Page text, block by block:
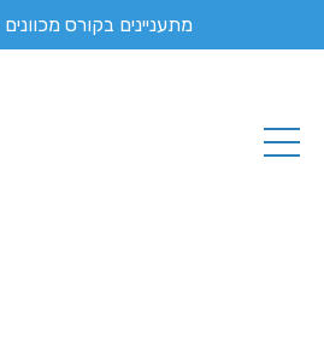
מתעניינים בקורס